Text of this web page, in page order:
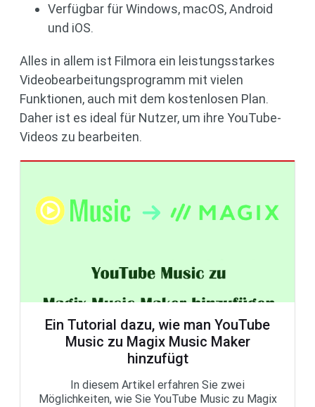
Verfügbar für Windows, macOS, Android
und iOS.
Alles in allem ist Filmora ein leistungsstarkes
Videobearbeitungsprogramm mit vielen
Funktionen, auch mit dem kostenlosen Plan.
Daher ist es ideal für Nutzer, um ihre YouTube-
Videos zu bearbeiten.
Ein Tutorial dazu, wie man YouTube
Music zu Magix Music Maker
hinzufügt
In diesem Artikel erfahren Sie zwei
Möglichkeiten, wie Sie YouTube Music zu Magix